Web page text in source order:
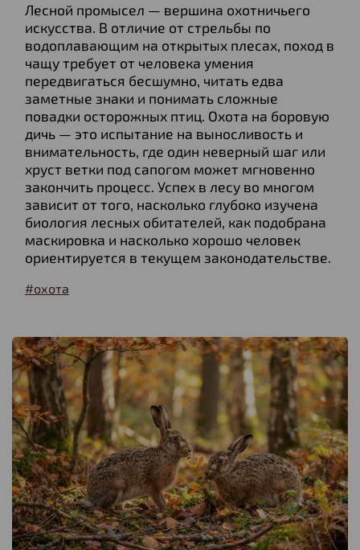
Лесной промысел — вершина охотничьего
искусства. В отличие от стрельбы по
водоплавающим на открытых плесах, поход в
чащу требует от человека умения
передвигаться бесшумно, читать едва
заметные знаки и понимать сложные
повадки осторожных птиц. Охота на боровую
дичь — это испытание на выносливость и
внимательность, где один неверный шаг или
хруст ветки под сапогом может мгновенно
закончить процесс. Успех в лесу во многом
зависит от того, насколько глубоко изучена
биология лесных обитателей, как подобрана
маскировка и насколько хорошо человек
ориентируется в текущем законодательстве.
#охота